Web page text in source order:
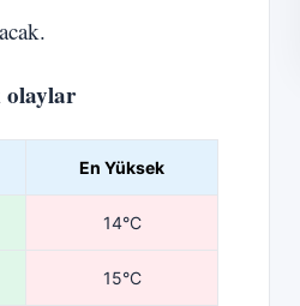
olaylar
En Yüksek
14°C
15°C